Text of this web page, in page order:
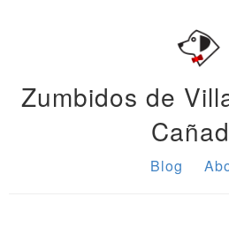
Zumbidos de
Blog